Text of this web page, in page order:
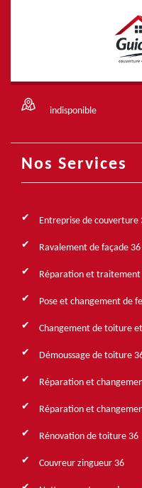
indisponible
Nos Services
Entreprise de couverture
Ravalement de façade 36
Réparation et traitement
Pose et changement de
Changement de toiture
Démoussage de toiture
Réparation et
Réparation et
Rénovation de toiture 36
Couvreur zingueur 36